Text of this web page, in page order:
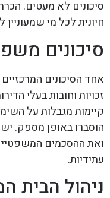
סיכונים לא מעטים.
חיונית לכל מי
סיכונים
אחד הסיכונים
זכויות וחובות בעלי
קיימות מגבלות על
הוסברו באופן מספק.
ואת ההסכמים
עתידיות.
ניהול הבית